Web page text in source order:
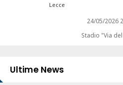
Lecce
24/05/2026
Stadio "Via
Ultime News